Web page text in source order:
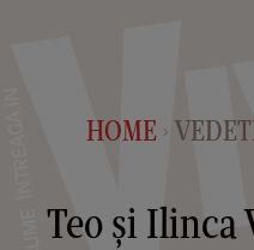
HOME >
Teo și Ilinca